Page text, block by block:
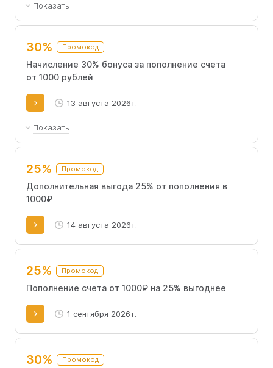
Показать
Предложение работает при пополнении
счета не менее чем на 1000 рублей.
30% Промокод
Начисление 30% бонуса за пополнение счета
от 1000 рублей
13 августа 2026 г.
Показать
Промокод действует только при пополнении
счета от 1000 рублей.
25% Промокод
Дополнительная выгода 25% от пополнения в
1000₽
14 августа 2026 г.
25% Промокод
Пополнение счета от 1000₽ на 25% выгоднее
1 сентября 2026 г.
30% Промокод